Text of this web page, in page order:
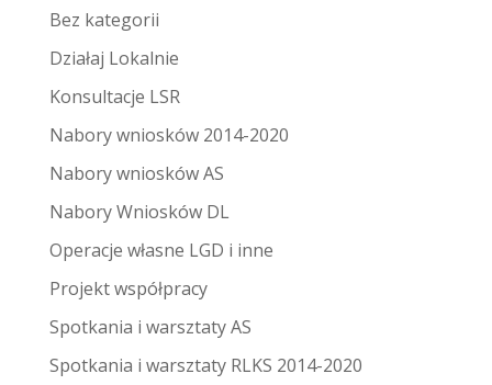
Bez kategorii
Działaj Lokalnie
Konsultacje LSR
Nabory wniosków 2014-2020
Nabory wniosków AS
Nabory Wniosków DL
Operacje własne LGD i inne
Projekt współpracy
Spotkania i warsztaty AS
Spotkania i warsztaty RLKS 2014-2020